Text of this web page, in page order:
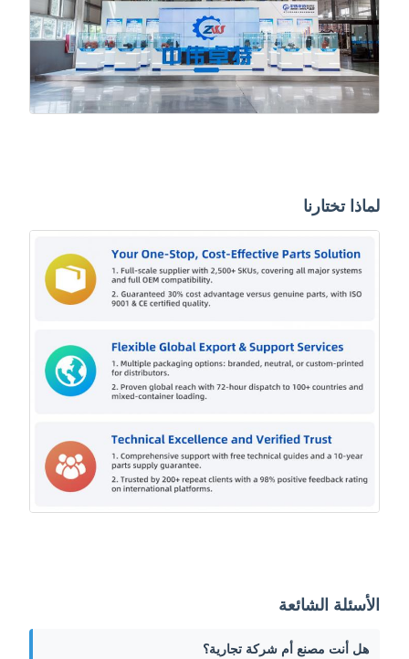
لماذا تختارنا
الأسئلة الشائعة
هل أنت مصنع أم شركة تجارية؟